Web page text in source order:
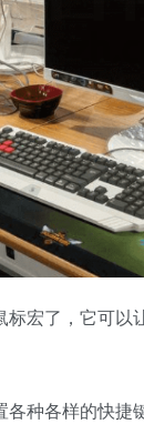
宏了，它可
种各样的快捷